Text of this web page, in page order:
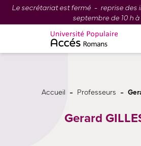
Le secrétariat est fermé - reprise des
septembre de 10 h à
Accueil - Professeurs -
Gerard